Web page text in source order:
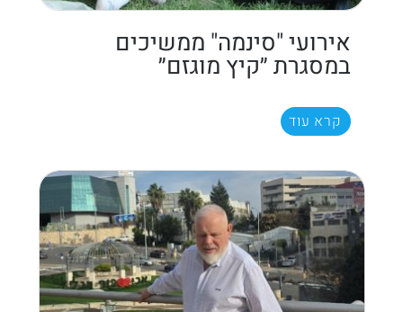
אירועי "סינמה" ממשיכים
במסגרת ״קיץ מוגזם״
קרא עוד